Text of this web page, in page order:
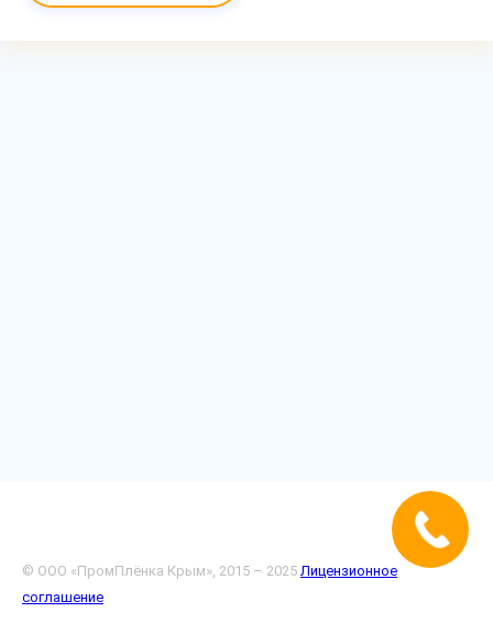
© ООО «ПромПлёнка Крым», 2015 – 2025 Лицензионное
соглашение